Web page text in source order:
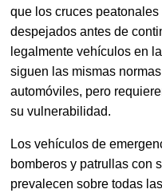
que los cruces
despejados antes de
legalmente vehículos en
siguen las mismas
automóviles, pero
su vulnerabilidad.
Los vehículos de
bomberos y patrullas con
prevalecen sobre todas